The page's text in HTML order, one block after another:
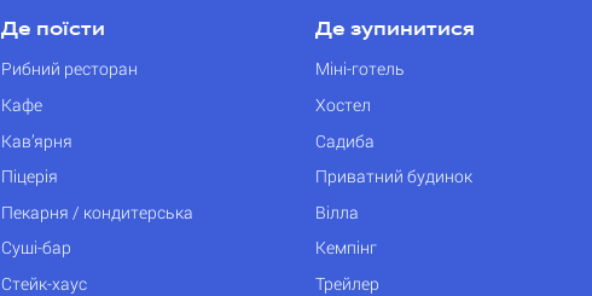
Де поїсти
Рибний ресторан
Кафе
Кав’ярня
Піцерія
Пекарня / кондитерська
Суші-бар
Стейк-хаус
Де зупинитися
Міні-готель
Хостел
Садиба
Приватний будинок
Вілла
Кемпінг
Трейлер